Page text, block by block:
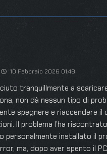
10 Febbraio 2026 01:48
tranquillmente a
non dà nessun tipo di
spegnere e riaccendere il
Il problema l’ha
personalmente installato il
ma, dopo aver spento il